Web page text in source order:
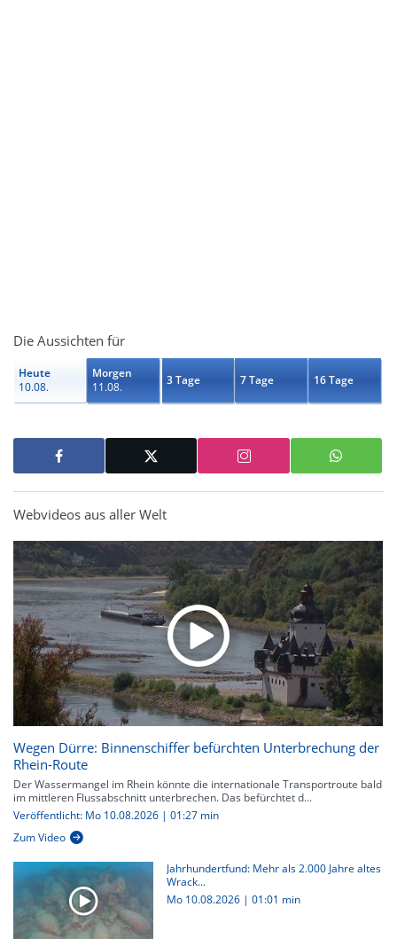
Die Aussichten für
Heute
10.08.
Morgen
11.08.
3 Tage 7 Tage 16 Tage
Webvideos aus aller Welt
Wegen Dürre: Binnenschiffer befürchten Unterbrechung der
Rhein-Route
Der Wassermangel im Rhein könnte die internationale Transportroute bald
im mittleren Flussabschnitt unterbrechen. Das befürchtet d...
Veröffentlicht: Mo 10.08.2026 | 01:27 min
Zum Video
Jahrhundertfund: Mehr als 2.000 Jahre altes
Wrack...
Mo 10.08.2026 | 01:01 min